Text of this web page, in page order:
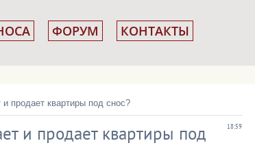
ФОРУМ КОНТАКТЫ
и продает квартиры под снос?
18:59
и продает квартиры под